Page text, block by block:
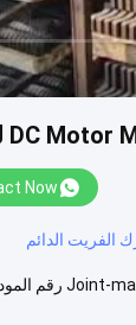
Now
الدائم